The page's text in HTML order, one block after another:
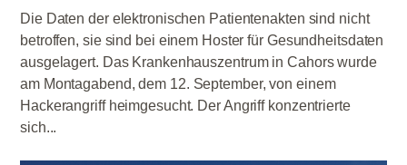
Die Daten der elektronischen Patientenakten sind nicht
betroffen, sie sind bei einem Hoster für Gesundheitsdaten
ausgelagert. Das Krankenhauszentrum in Cahors wurde
am Montagabend, dem 12. September, von einem
Hackerangriff heimgesucht. Der Angriff konzentrierte
sich...